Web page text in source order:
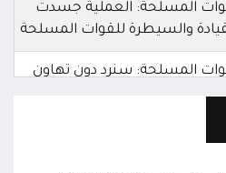
المسلحة: العملية جسدت
والسيطرة للقوات المسلحة
المسلحة: سنرد دون تهاون
الحوثيين الغادرة